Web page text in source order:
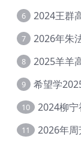
6 2024王群
7 2026年朱
8
9
10
11